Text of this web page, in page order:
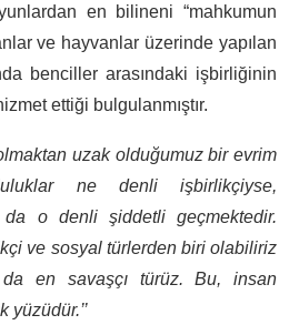
en bilineni “mahkumun
ve hayvanlar üzerinde yapılan
benciller arasındaki işbirliğinin
ettiği bulgulanmıştır.
olmaktan uzak olduğumuz bir evrim
ne denli işbirlikçiyse,
da o denli şiddetli geçmektedir.
ve sosyal türlerden biri olabiliriz
en savaşçı türüz. Bu, insan
yüzüdür.’’